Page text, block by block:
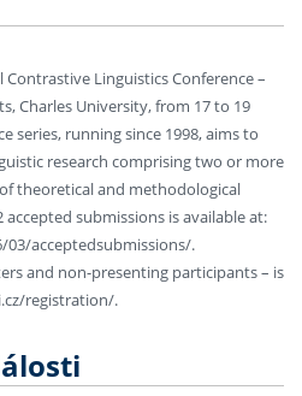
Linguistics Conference –
Charles University, from 17 to 19
series, running since 1998, aims to
research comprising two or more
theoretical and methodological
submissions is available at:
03/acceptedsubmissions/.
and non-presenting participants – is
registration/.